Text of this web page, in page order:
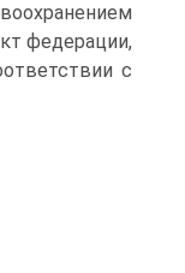
федерации,
с